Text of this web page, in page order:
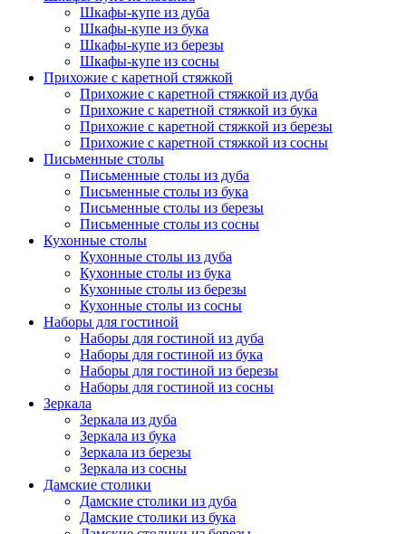
Шкафы-купе из дуба
Шкафы-купе из бука
Шкафы-купе из березы
Шкафы-купе из сосны
Прихожие с каретной стяжкой
Прихожие с каретной стяжкой из дуба
Прихожие с каретной стяжкой из бука
Прихожие с каретной стяжкой из березы
Прихожие с каретной стяжкой из сосны
Письменные столы
Письменные столы из дуба
Письменные столы из бука
Письменные столы из березы
Письменные столы из сосны
Кухонные столы
Кухонные столы из дуба
Кухонные столы из бука
Кухонные столы из березы
Кухонные столы из сосны
Наборы для гостиной
Наборы для гостиной из дуба
Наборы для гостиной из бука
Наборы для гостиной из березы
Наборы для гостиной из сосны
Зеркала
Зеркала из дуба
Зеркала из бука
Зеркала из березы
Зеркала из сосны
Дамские столики
Дамские столики из дуба
Дамские столики из бука